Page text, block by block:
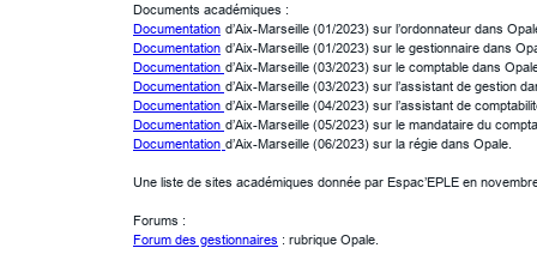
Documents académiques :
Documentation d’Aix-Marseille (01/2023) sur l’ordonnateur dans
Documentation d’Aix-Marseille (01/2023) sur le gestionnaire dans
Documentation d’Aix-Marseille (03/2023) sur le comptable dans
Documentation d’Aix-Marseille (03/2023) sur l’assistant de gestion
Documentation d’Aix-Marseille (04/2023) sur l’assistant de
Documentation d’Aix-Marseille (05/2023) sur le mandataire du
Documentation d’Aix-Marseille (06/2023) sur la régie dans Opale.
Une liste de sites académiques donnée par Espac’EPLE en
Forums :
Forum des gestionnaires : rubrique Opale.